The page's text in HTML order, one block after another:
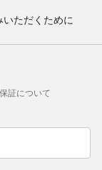
ただくために
証について